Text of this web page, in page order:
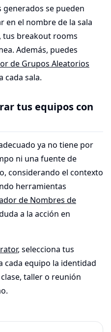
se pueden
en el nombre de la sala
tus breakout rooms
Además, puedes
de Grupos Aleatorios
cada sala.
tus equipos con
ya no tiene por
ni una fuente de
considerando el contexto
herramientas
de Nombres de
a la acción en
, selecciona tus
cada equipo la identidad
taller o reunión